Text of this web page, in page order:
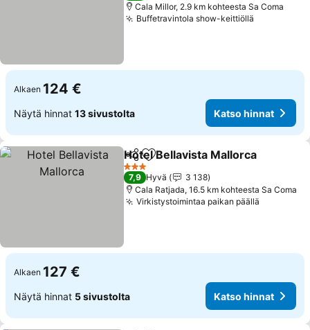
Cala Millor, 2.9 km kohteesta Sa Coma
Buffetravintola show-keittiöllä
Alkaen 124 €
Näytä hinnat 13 sivustolta Katso hinnat
Jaa Lisää suosikkeihin
Hotel Bellavista Mallorca
3 Tähtiluokitus
7,9 Hyvä
3 138
Cala Ratjada, 16.5 km kohteesta Sa Coma
Virkistystoimintaa paikan päällä
Alkaen 127 €
Näytä hinnat 5 sivustolta Katso hinnat